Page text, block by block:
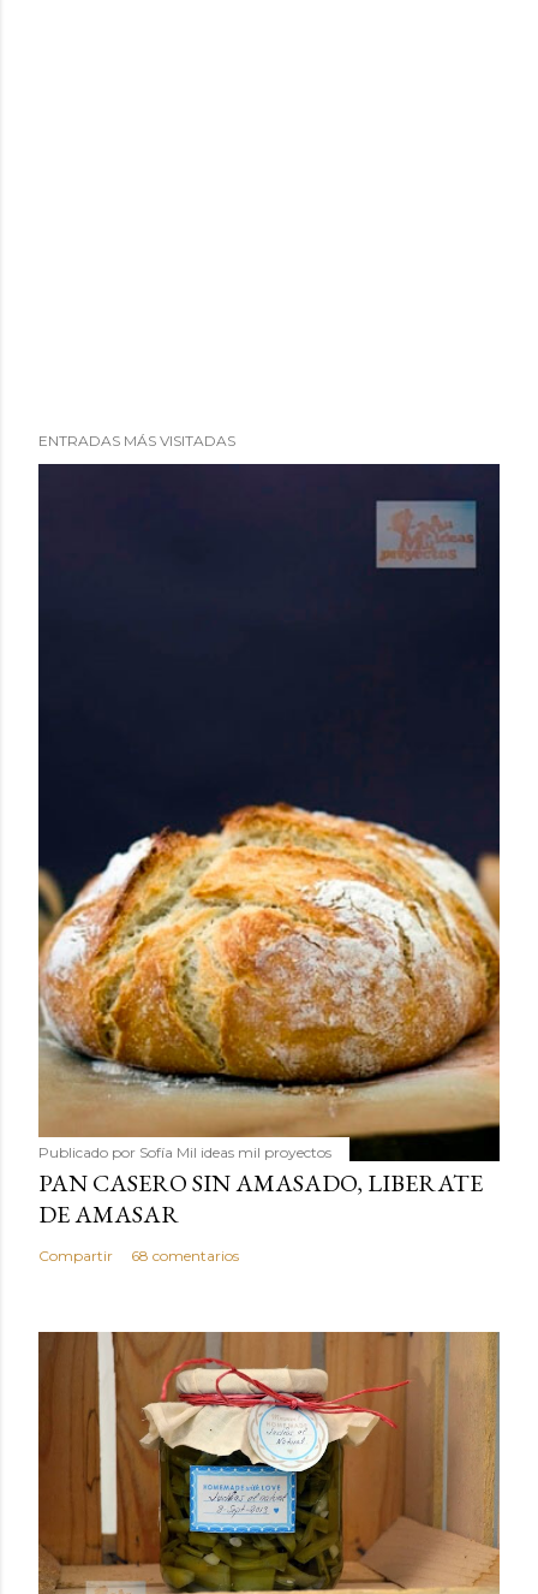
ENTRADAS MÁS VISITADAS
Publicado por Sofía Mil ideas mil proyectos
PAN CASERO SIN AMASADO, LIBERATE
DE AMASAR
Compartir 68 comentarios